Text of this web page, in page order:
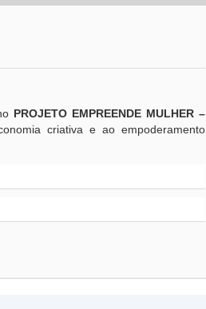
PROJETO EMPREENDE MULHER –
criativa e ao empoderamento